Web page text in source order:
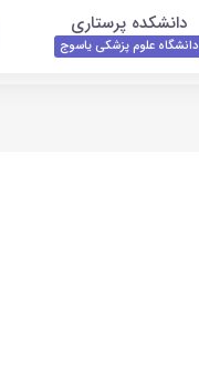
دانشکده پرستاری
دانشگاه علوم پزشکی یاسوج